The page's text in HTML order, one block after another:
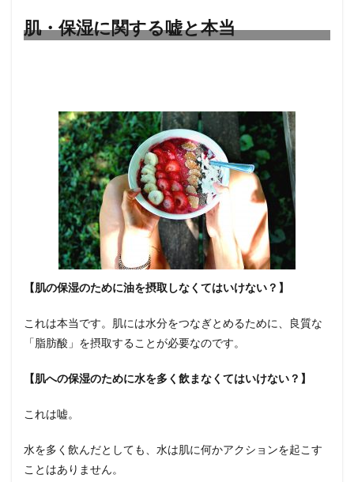
5
肌・保湿に関する嘘と本当
【肌の保湿のために油を摂取しなくてはいけない？】
これは本当です。肌には水分をつなぎとめるために、良質な
「脂肪酸」を摂取することが必要なのです。
【肌への保湿のために水を多く飲まなくてはいけない？】
これは嘘。
水を多く飲んだとしても、水は肌に何かアクションを起こす
ことはありません。